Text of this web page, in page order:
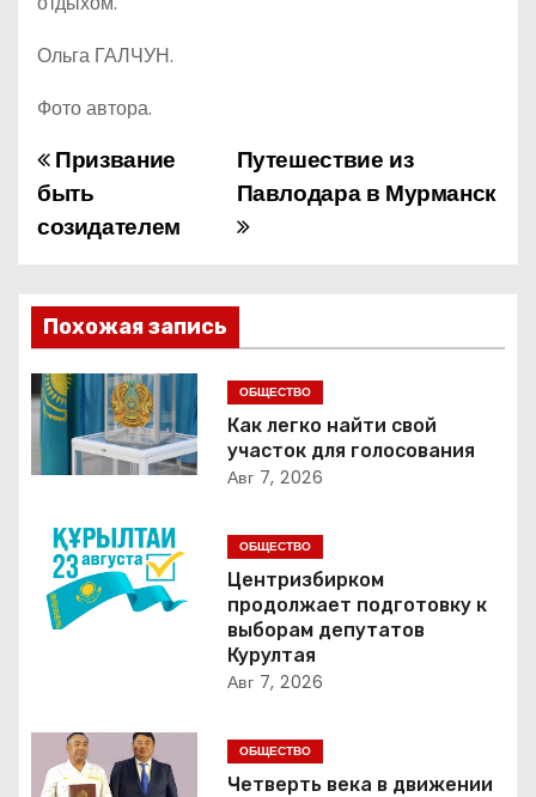
Ольга ГАЛЧУН.
Фото автора.
Н
а
и
г
а
ц
и
я
п
з
а
Путешествие из
Павлодара в Мурманск
Призвание
быть
созидателем
Похожая запись
ОБЩЕСТВО
Как легко найти свой
участок для голосования
Авг 7, 2026
ОБЩЕСТВО
Центризбирком
продолжает подготовку к
выборам депутатов
Курултая
Авг 7, 2026
ОБЩЕСТВО
Четверть века в движении